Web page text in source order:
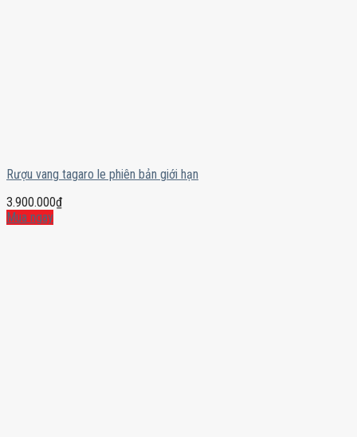
Rượu vang tagaro le phiên bản giới hạn
3.900.000₫
Mua ngay